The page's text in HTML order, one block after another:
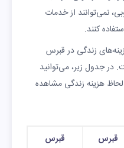
نمی‌توانند از خدمات
کنند.
زندگی در قبرس
در جدول زیر، می‌توانید
هزینه زندگی مشاهده
قبرس
قبرس